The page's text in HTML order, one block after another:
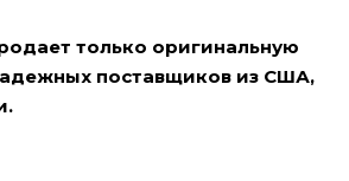
только оригинальную
поставщиков из США,